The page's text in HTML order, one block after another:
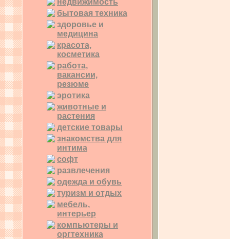
бытовая техника
здоровье и
медицина
красота,
косметика
работа,
вакансии,
резюме
эротика
животные и
растения
детские товары
знакомства для
интима
софт
развлечения
одежда и обувь
туризм и отдых
мебель,
интерьер
компьютеры и
оргтехника